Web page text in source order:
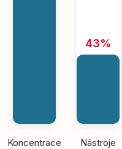
Koncentrace
43%
Nástroje